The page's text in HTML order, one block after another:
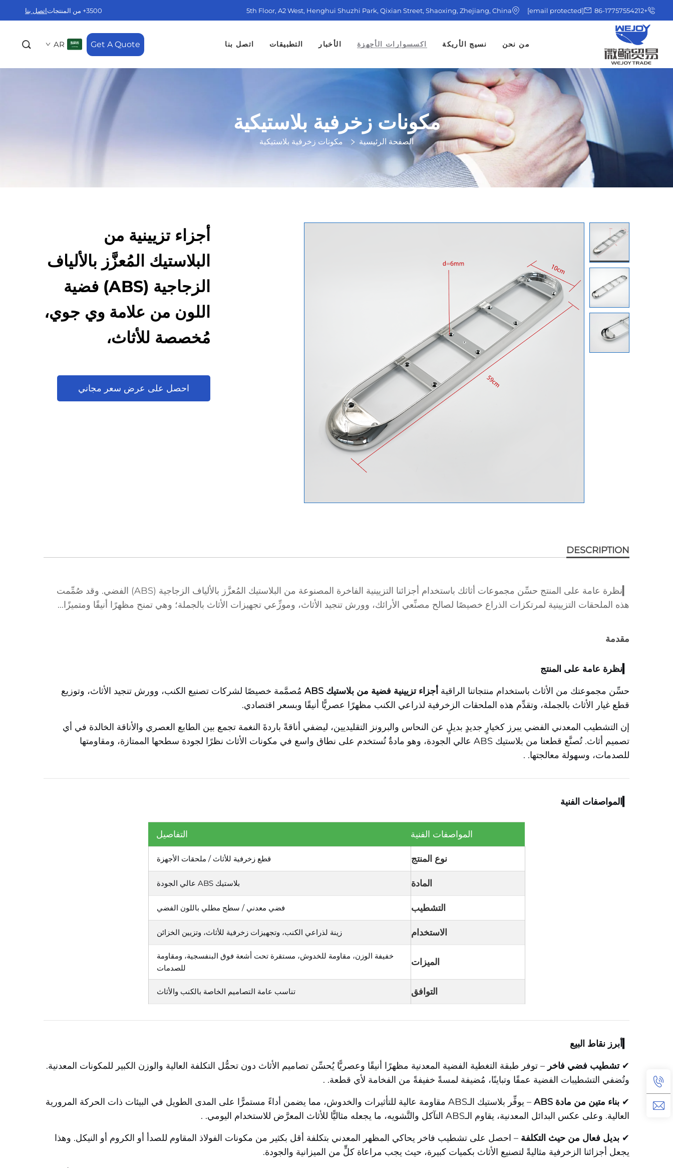
+86-17757554212
[email protected]
5th Floor, A2 West, Henghui Shuzhi Park, Qixian Street, Shaoxing, Zhejiang, China 3500+ من المنتجات اتصل بنا
من نحن نسيج الأريكة اكسسوارات الأجهزة الأخبار التطبيقات اتصل بنا Get A Quote
AR
مكونات زخرفية بلاستيكية
الصفحة الرئيسية مكونات زخرفية بلاستيكية
أجزاء تزيينية من
البلاستيك المُعزَّز بالألياف
الزجاجية (ABS) فضية
اللون من علامة وي جوي،
مُخصصة للأثاث،
لمرتكزات الذراع في
احصل على عرض سعر مجاني
DESCRIPTION
▎نظرة عامة على المنتج حسِّن مجموعات أثاثك باستخدام أجزائنا التزيينية الفاخرة المصنوعة من البلاستيك المُعزَّز بالألياف الزجاجية (ABS) الفضي. وقد صُمِّمت
هذه الملحقات التزيينية لمرتكزات الذراع خصيصًا لصالح مصنِّعي الأرائك، وورش تنجيد الأثاث، وموزِّعي تجهيزات الأثاث بالجملة؛ وهي تمنح مظهرًا أنيقًا ومتميزًا...
مقدمة
▎نظرة عامة على المنتج
حسِّن مجموعتك من الأثاث باستخدام منتجاتنا الراقية أجزاء تزيينية فضية من بلاستيك ABS
مُصمَّمة خصيصًا لشركات تصنيع الكنب، وورش تنجيد الأثاث، وتوزيع
قطع غيار الأثاث بالجملة، وتقدِّم هذه الملحقات الزخرفية لذراعي الكنب مظهرًا عصريًّا أنيقًا وبسعر اقتصادي.
إن التشطيب المعدني الفضي يبرز كخيارٍ جديدٍ بديلٍ عن النحاس والبرونز التقليديين، ليضفي أناقةً باردةَ النغمة تجمع بين الطابع العصري والأناقة الخالدة في أي
تصميم أثاث.
تُصنَّع قطعنا من بلاستيك ABS عالي الجودة، وهو مادةٌ تُستخدم على نطاق واسع في مكونات الأثاث نظرًا لجودة سطحها الممتازة، ومقاومتها
للصدمات، وسهولة معالجتها. .
▎المواصفات الفنية
المواصفات الفنية التفاصيل
نوع المنتج قطع زخرفية للأثاث / ملحقات الأجهزة
المادة بلاستيك ABS عالي الجودة
التشطيب فضي معدني / سطح مطلي باللون الفضي
الاستخدام زينة لذراعي الكنب، وتجهيزات زخرفية للأثاث، وتزيين الخزائن
الميزات
خفيفة الوزن، مقاومة للخدوش، مستقرة تحت أشعة فوق البنفسجية، ومقاومة
للصدمات
التوافق تناسب عامة التصاميم الخاصة بالكنب والأثاث
▎أبرز نقاط البيع
✔تشطيب فضي فاخر – توفر طبقة التغطية الفضية المعدنية مظهرًا أنيقًا وعصريًّا يُحسِّن تصاميم الأثاث دون تحمُّل التكلفة العالية والوزن الكبير للمكونات المعدنية.
وتُضفي التشطيبات الفضية عمقًا وتباينًا، مُضيفة لمسةً خفيفةً من الفخامة لأي قطعة. .
✔ بناء متين من مادة ABS
– يوفِّر بلاستيك الـABS مقاومة عالية للتأثيرات والخدوش، مما يضمن أداءً مستمرًّا على المدى الطويل في البيئات ذات الحركة المرورية
العالية. وعلى عكس البدائل المعدنية، يقاوم الـABS التآكل والتَّشويه، ما يجعله مثاليًّا للأثاث المعرَّض للاستخدام اليومي.
.
✔ بديل فعال من حيث التكلفة – احصل على تشطيب فاخر يحاكي المظهر المعدني بتكلفة أقل بكثير من مكونات الفولاذ المقاوم للصدأ أو الكروم أو النيكل. وهذا
يجعل أجزائنا الزخرفية مثاليةً لتصنيع الأثاث بكميات كبيرة، حيث يجب مراعاة كلٍّ من الميزانية والجودة.